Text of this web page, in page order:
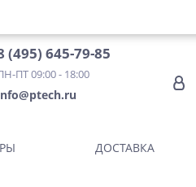
(495) 645-79-85
ПТ 09:00 - 18:00
ДОСТАВКА